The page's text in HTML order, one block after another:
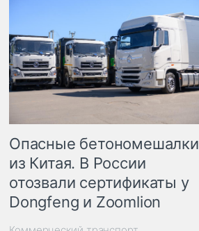
Опасные бетономешалки
из Китая. В России
отозвали сертификаты у
Dongfeng и Zoomlion